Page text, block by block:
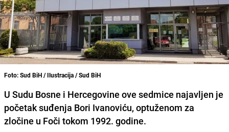
Foto: Sud BiH / Ilustracija / Sud BiH
U Sudu Bosne i Hercegovine ove sedmice najavljen je
početak suđenja Bori Ivanoviću, optuženom za
zločine u Foči tokom 1992. godine.